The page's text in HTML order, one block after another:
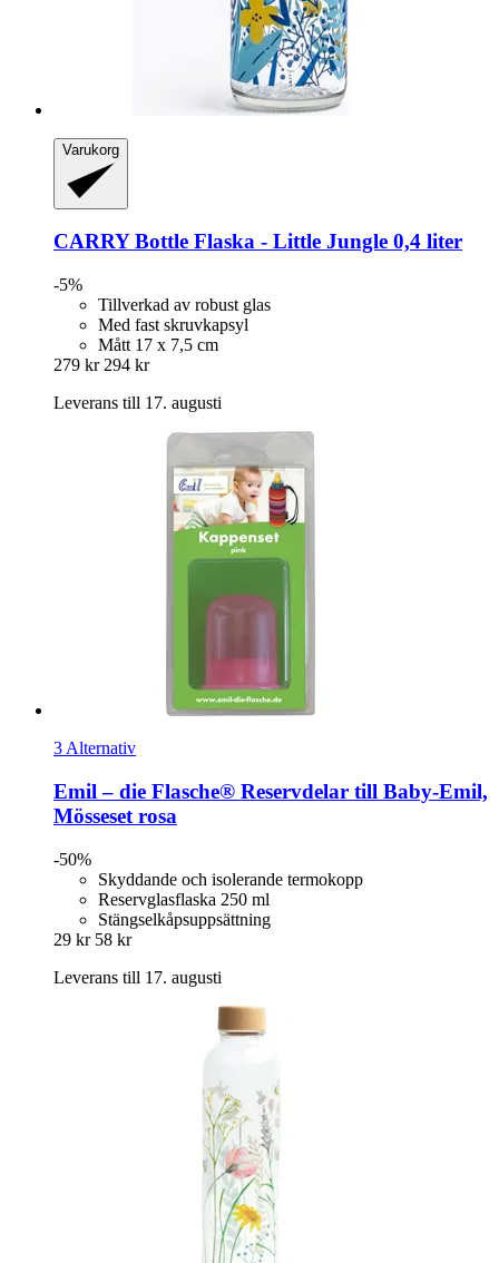
Varukorg
CARRY Bottle Flaska -​ Little Jungle 0,4 liter
-5%
Tillverkad av robust glas
Med fast skruvkapsyl
Mått 17 x 7,5 cm
279 kr 294 kr
Leverans till 17. augusti
3 Alternativ
Emil – die Flasche® Reservdelar till Baby-​Emil,
Mösseset rosa
-50%
Skyddande och isolerande termokopp
Reservglasflaska 250 ml
Stängselkåpsuppsättning
29 kr 58 kr
Leverans till 17. augusti